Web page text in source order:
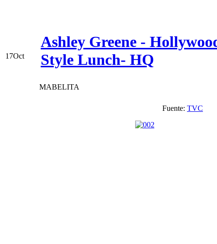
17Oct
Ashley Greene -
Style Lunch- HQ
MABELITA
Fuente: TVC